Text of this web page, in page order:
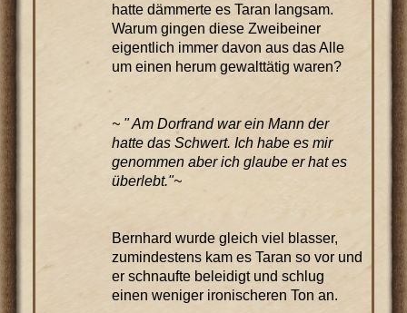
hatte dämmerte es Taran langsam.
Warum gingen diese Zweibeiner
eigentlich immer davon aus das Alle
um einen herum gewalttätig waren?
~ " Am Dorfrand war ein Mann der
hatte das Schwert. Ich habe es mir
genommen aber ich glaube er hat es
überlebt."~
Bernhard wurde gleich viel blasser,
zumindestens kam es Taran so vor und
er schnaufte beleidigt und schlug
einen weniger ironischeren Ton an.